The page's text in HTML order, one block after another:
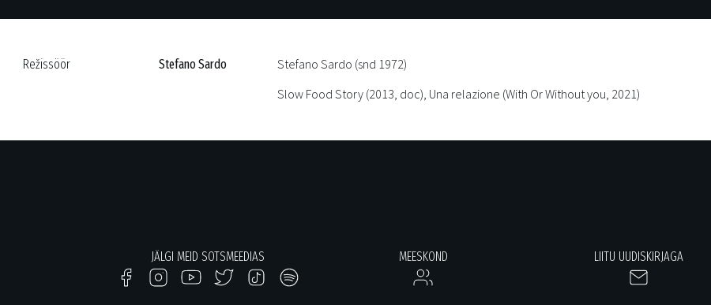
Režissöör Stefano Sardo
Stefano Sardo (snd 1972)
Slow Food Story (2013, doc), Una relazione (With Or Without you, 2021)
JÄLGI MEID SOTSMEEDIAS MEESKOND LIITU UUDISKIRJAGA